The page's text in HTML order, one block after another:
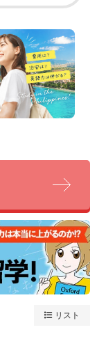
リスト